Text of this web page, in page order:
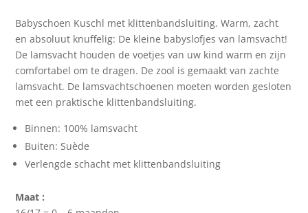
Babyschoen Kuschl met klittenbandsluiting. Warm, zacht
en absoluut knuffelig: De kleine babyslofjes van lamsvacht!
De lamsvacht houden de voetjes van uw kind warm en zijn
comfortabel om te dragen. De zool is gemaakt van zachte
lamsvacht. De lamsvachtschoenen moeten worden gesloten
met een praktische klittenbandsluiting.
Binnen: 100% lamsvacht
Buiten: Suède
Verlengde schacht met klittenbandsluiting
Maat :